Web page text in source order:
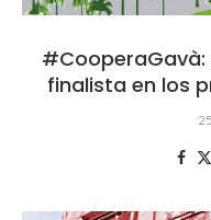
#CooperaGavà:
finalista en los